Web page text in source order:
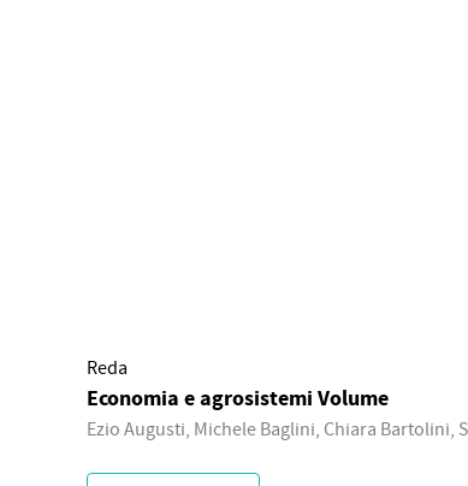
Reda
Economia e agrosistemi Volume
Ezio Augusti, Michele Baglini, Chiara Bartolini,